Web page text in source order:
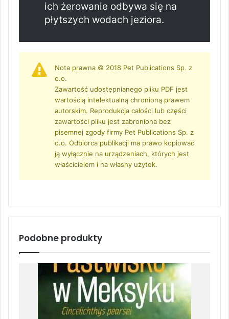
ich żerowanie odbywa się na
płytszych wodach jeziora.
Nota prawna © 2018 Pet Publications Sp. z
o.o.
Zawartość udostępnianego pliku PDF jest
wartością intelektualną chronioną prawem
autorskim. Reprodukcja całości lub części
zawartości pliku jest zabroniona bez
pisemnej zgody firmy Pet Publications Sp. z
o.o. Odbiorca publikacji ma prawo kopiować
ją wyłącznie na urządzeniach, których jest
właścicielem i na własny użytek.
Podobne produkty